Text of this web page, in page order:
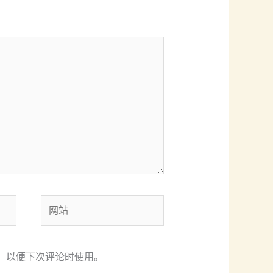
站
便下次评论时使用。